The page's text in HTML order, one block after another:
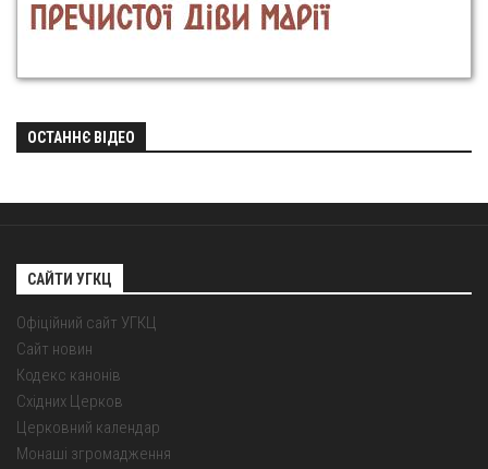
ОСТАННЄ ВІДЕО
САЙТИ УГКЦ
Офіційний сайт УГКЦ
Сайт новин
Кодекс канонів
Східних Церков
Церковний календар
Монаші згромадження